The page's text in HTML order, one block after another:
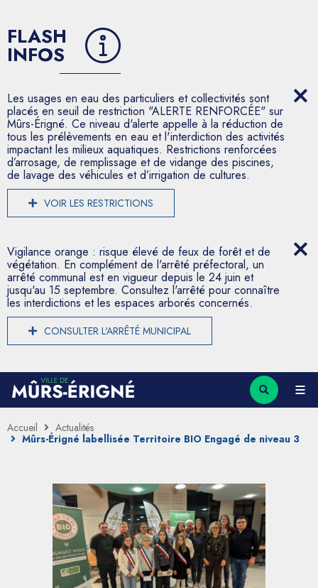
FLASH
INFOS
Les usages en eau des particuliers et collectivités sont
placés en seuil de restriction "ALERTE RENFORCÉE" sur
Mûrs-Érigné. Ce niveau d'alerte appelle à la réduction de
tous les prélèvements en eau et l'interdiction des activités
impactant les milieux aquatiques. Restrictions renforcées
d’arrosage, de remplissage et de vidange des piscines,
de lavage des véhicules et d’irrigation de cultures.
VOIR LES RESTRICTIONS
Vigilance orange : risque élevé de feux de forêt et de
végétation. En complément de l'arrêté préfectoral, un
arrêté communal est en vigueur depuis le 24 juin et
jusqu'au 15 septembre. Consultez l'arrêté pour connaître
les interdictions et les espaces arborés concernés.
CONSULTER L'ARRÊTÉ MUNICIPAL
Accueil
Actualités
Mûrs-Érigné labellisée Territoire BIO Engagé de niveau 3